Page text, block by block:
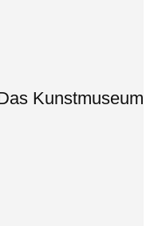
Kunstmuseum